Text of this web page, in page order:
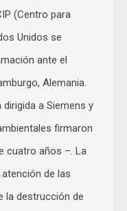
(Centro para
Unidos se
ante el
Alemania.
a Siemens y
firmaron
cuatro años –. La
de las
la destrucción de